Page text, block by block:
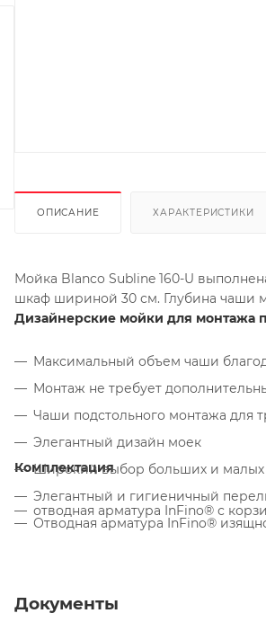
ОПИСАНИЕ ХАРАКТЕРИСТИКИ
Мойка Blanco Subline 160-U
шкаф шириной 30 см. Глубина чаши
Дизайнерские мойки для монтажа
Максимальный объем чаши
Монтаж не требует
Чаши подстольного монтажа для
Элегантный дизайн моек
Широкий выбор больших и малых
Элегантный и гигиеничный
Отводная арматура InFino®
Комплектация
отводная арматура InFino® с
Документы